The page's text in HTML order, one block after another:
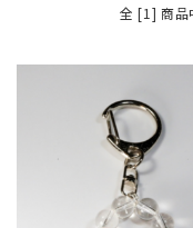
7
天然石から選ぶ
誕生石から選ぶ
願い事から選ぶ
シリーズから選ぶ
全 [1] 商品